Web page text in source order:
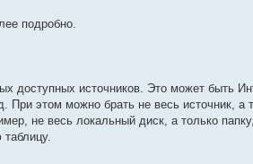
подробно.
доступных источников. Это может быть
При этом можно брать не весь источник, а
не весь локальный диск, а только